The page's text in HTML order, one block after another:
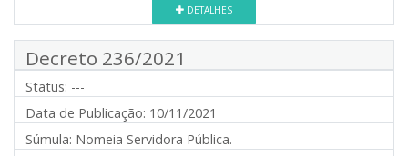
DETALHES
Decreto 236/2021
Status: ---
Data de Publicação: 10/11/2021
Súmula: Nomeia Servidora Pública.